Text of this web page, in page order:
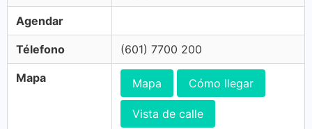
Agendar
Télefono (601) 7700 200
Mapa Mapa Cómo llegar
Vista de calle